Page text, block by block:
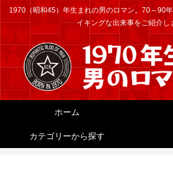
1970（昭和45）年生まれの男のロマン。70～90
イキングな出来事をご紹介し
ホーム
カテゴリーから探す